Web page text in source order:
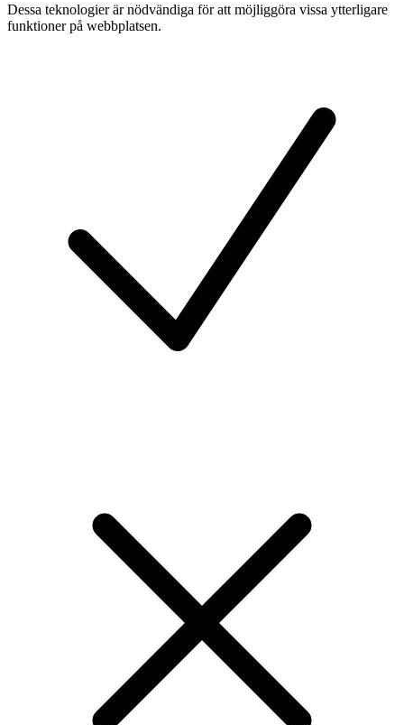
Dessa teknologier är nödvändiga för att möjliggöra vissa ytterligare
funktioner på webbplatsen.